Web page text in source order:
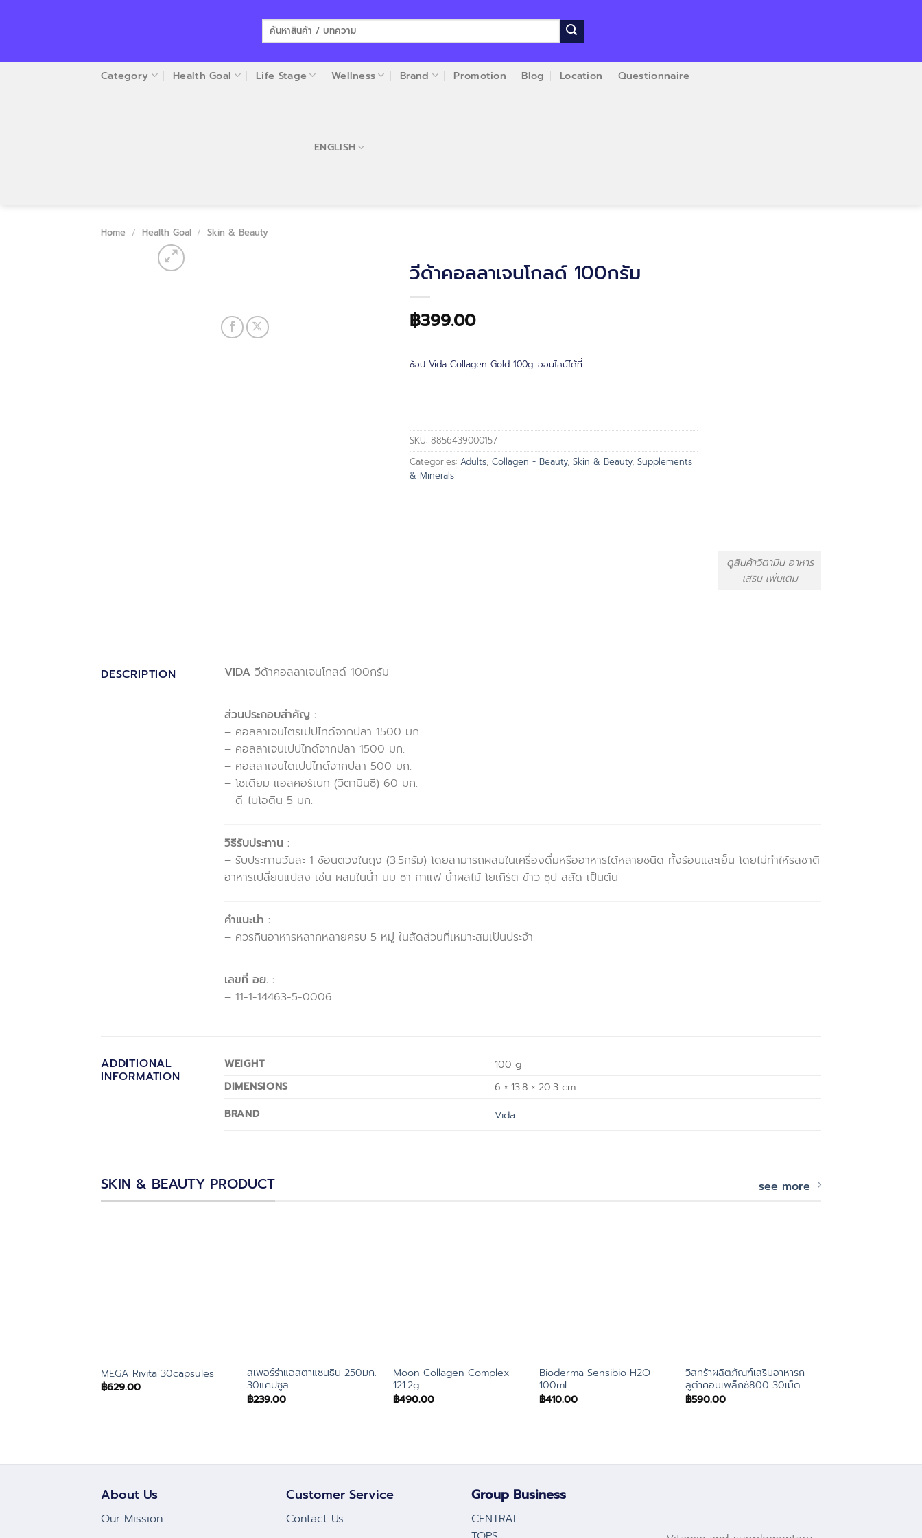
Search
Category Health Goal Life Stage Wellness Brand Promotion Blog Location Questionnaire
ENGLISH
Home / Health Goal / Skin & Beauty
วีด้าคอลลาเจนโกลด์ 100กรัม
฿399.00
ช้อป Vida Collagen Gold 100g. ออนไลน์ได้ที่…
SKU: 8856439000157
Categories: Adults, Collagen - Beauty, Skin & Beauty, Supplements
& Minerals
ดูสินค้าวิตามิน อาหาร
เสริม เพิ่มเติม
DESCRIPTION VIDA วีด้าคอลลาเจนโกลด์ 100กรัม
ส่วนประกอบสำคัญ :
– คอลลาเจนไตรเปปไทด์จากปลา 1500 มก.
– คอลลาเจนเปปไทด์จากปลา 1500 มก.
– คอลลาเจนไดเปปไทด์จากปลา 500 มก.
– โซเดียม แอสคอร์เบท (วิตามินซี) 60 มก.
– ดี-ไบโอติน 5 มก.
วิธีรับประทาน :
– รับประทานวันละ 1 ช้อนตวงในถุง (3.5กรัม) โดยสามารถผสมในเครื่องดื่มหรืออาหารได้หลายชนิด ทั้งร้อนและเย็น โดยไม่ทำให้รสชาติ
อาหารเปลี่ยนแปลง เช่น ผสมในน้ำ นม ชา กาแฟ น้ำผลไม้ โยเกิร์ต ข้าว ซุป สลัด เป็นต้น
คำแนะนำ :
– ควรกินอาหารหลากหลายครบ 5 หมู่ ในสัดส่วนที่เหมาะสมเป็นประจำ
เลขที่ อย. :
– 11-1-14463-5-0006
ADDITIONAL
INFORMATION
WEIGHT
100 g
DIMENSIONS
6 × 13.8 × 20.3 cm
BRAND
Vida
SKIN & BEAUTY PRODUCT see more
MEGA Rivita 30capsules
฿629.00
สุเพอร์ร่าแอสตาแซนธิน 250มก.
30แคปซูล
฿239.00
Moon Collagen Complex
121.2g
฿490.00
Bioderma Sensibio H2O
100ml.
฿410.00
วิสทร้าผลิตภัณฑ์เสริมอาหารก
ลูต้าคอมเพล็กซ์800 30เม็ด
฿590.00
About Us
Our Mission
Customer Service
Contact Us
Group Business
CENTRAL